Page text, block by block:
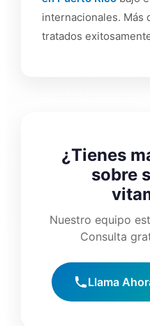
internacionales. Más
tratados
¿Tienes
sobre
Nuestro equipo
Consulta
Llama